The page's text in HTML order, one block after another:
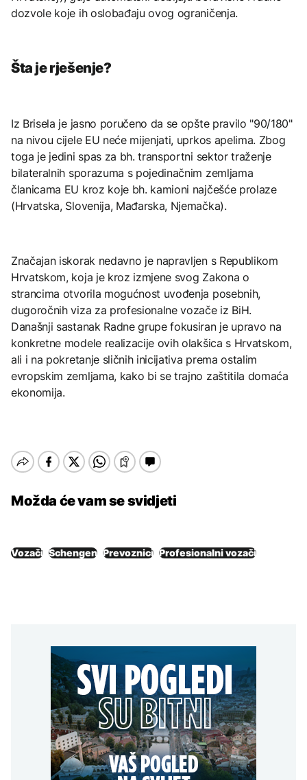
dozvole koje ih oslobađaju ovog ograničenja.
Šta je rješenje?
Iz Brisela je jasno poručeno da se opšte pravilo "90/180"
na nivou cijele EU neće mijenjati, uprkos apelima. Zbog
toga je jedini spas za bh. transportni sektor traženje
bilateralnih sporazuma s pojedinačnim zemljama
članicama EU kroz koje bh. kamioni najčešće prolaze
(Hrvatska, Slovenija, Mađarska, Njemačka).
Značajan iskorak nedavno je napravljen s Republikom
Hrvatskom, koja je kroz izmjene svog Zakona o
strancima otvorila mogućnost uvođenja posebnih,
dugoročnih viza za profesionalne vozače iz BiH.
Današnji sastanak Radne grupe fokusiran je upravo na
konkretne modele realizacije ovih olakšica s Hrvatskom,
ali i na pokretanje sličnih inicijativa prema ostalim
evropskim zemljama, kako bi se trajno zaštitila domaća
ekonomija.
Možda će vam se svidjeti
Vozači Schengen Prevoznici Profesionalni vozači